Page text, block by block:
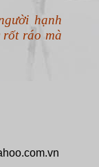
hạnh
rốt ráo mà